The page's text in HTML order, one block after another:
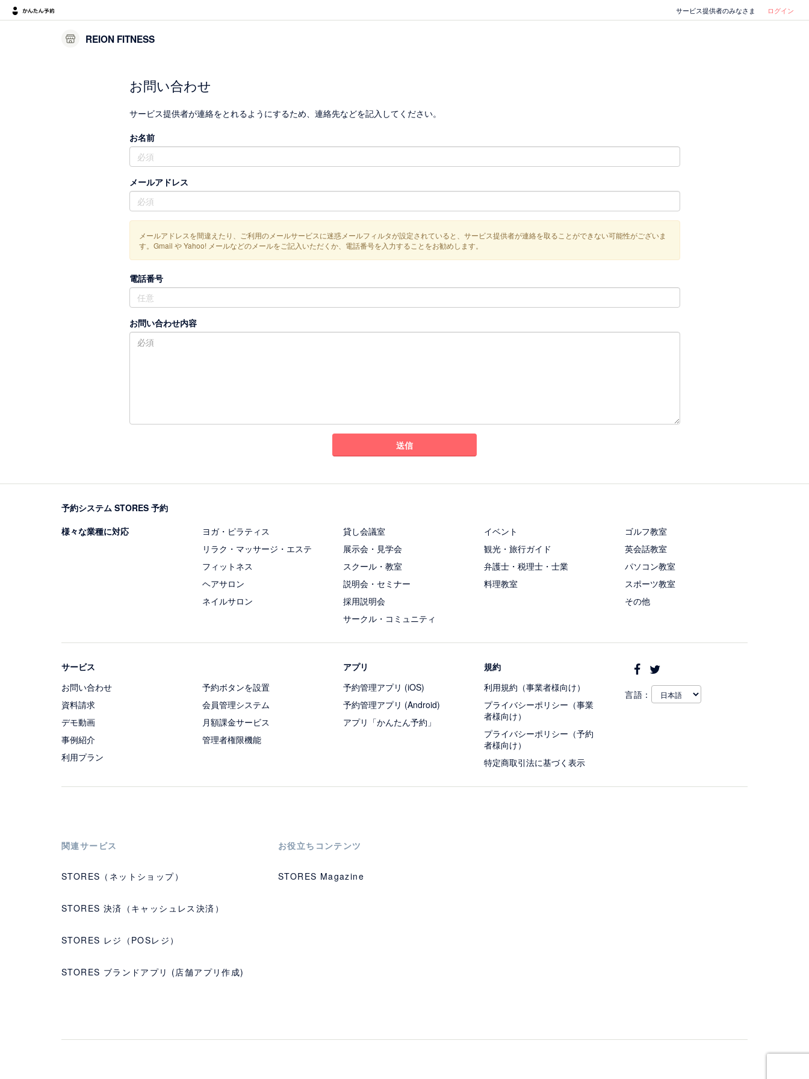
サービス提供者のみなさま ログイン
REION FITNESS
お問い合わせ
サービス提供者が連絡をとれるようにするため、連絡先などを記入してください。
お名前
メールアドレス
メールアドレスを間違えたり、ご利用のメールサービスに迷惑メールフィルタが設定されていると、サービス提供者が連絡を取ることができない可能性がございま
す。Gmail や Yahoo! メールなどのメールをご記入いただくか、電話番号を入力することをお勧めします。
電話番号
お問い合わせ内容
予約システム STORES 予約
様々な業種に対応
ヨガ・ピラティス
リラク・マッサージ・エステ
フィットネス
ヘアサロン
ネイルサロン
貸し会議室
展示会・見学会
スクール・教室
説明会・セミナー
採用説明会
サークル・コミュニティ
イベント
観光・旅行ガイド
弁護士・税理士・士業
料理教室
ゴルフ教室
英会話教室
パソコン教室
スポーツ教室
その他
サービス
お問い合わせ
資料請求
デモ動画
事例紹介
利用プラン
予約ボタンを設置
会員管理システム
月額課金サービス
管理者権限機能
アプリ
予約管理アプリ (iOS)
予約管理アプリ (Android)
アプリ「かんたん予約」
規約
利用規約（事業者様向け）
プライバシーポリシー（事業
者様向け）
プライバシーポリシー（予約
者様向け）
特定商取引法に基づく表示
言語：
関連サービス
STORES（ネットショップ）
STORES 決済（キャッシュレス決済）
STORES レジ（POSレジ）
STORES ブランドアプリ (店舗アプリ作成)
お役立ちコンテンツ
STORES Magazine